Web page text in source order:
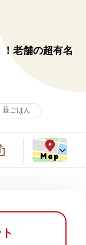
老舗の超有名
昼ごはん
Map